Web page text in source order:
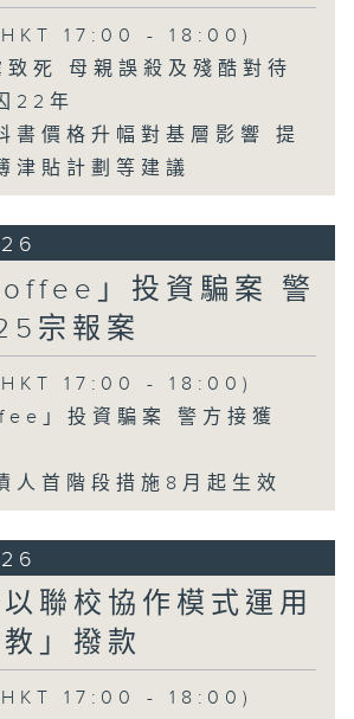
17:00 - 18:00)
死 母親誤殺及殘酷對待
22年
書價格升幅對基層影響 提
津貼計劃等建議
」投資騙案 警
宗報案
17:00 - 18:00)
」投資騙案 警方接獲
人首階段措施8月起生效
聯校協作模式運用
教」撥款
17:00 - 18:00)